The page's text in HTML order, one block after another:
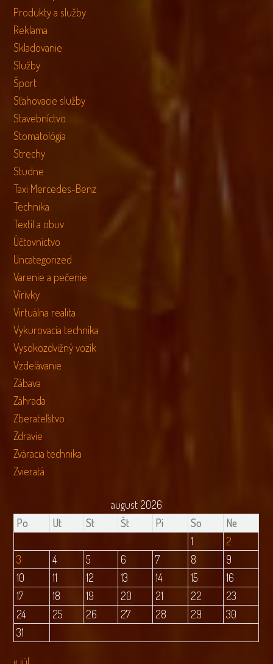
Produkty a služby
Reklama
Skladovanie
Služby
Šport
Sťahovacie služby
Stavebníctvo
Stomatológia
Strechy
Studne
Taxi Mercedes-Benz
Technika
Textil a obuv
Účtovníctvo
Uncategorized
Varenie a pečenie
Vírivky
Virtuálna realita
Vykurovacia technika
Vysokozdvižný vozík
Vzdelávanie
Zábava
Záhrada
Zberateľstvo
Zdravie
Zváracia technika
Zvieratá
august 2026
Po
Ut St Št Pi So
Ne
1
2
3
4 5 6 7 8
9
10
11 12 13 14 15
16
17
18 19 20 21 22
23
24
25 26 27 28 29
30
31